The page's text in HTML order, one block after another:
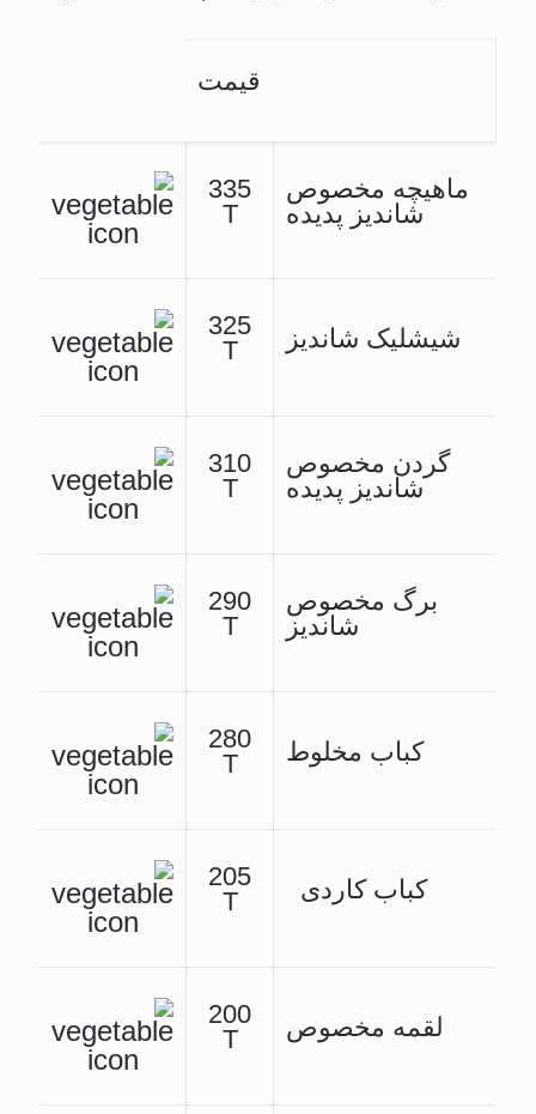
قیمت
ماهیچه مخصوص
شاندیز پدیده
335
T
شیشلیک شاندیز
325
T
گردن مخصوص
شاندیز پدیده
310
T
برگ مخصوص
شاندیز
290
T
کباب مخلوط
280
T
کباب کاردی
205
T
لقمه مخصوص
200
T